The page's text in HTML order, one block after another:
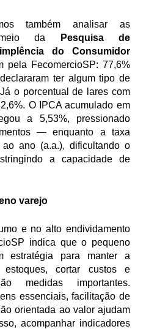
também analisar as
meio da
Pesquisa de
do Consumidor
pela FecomercioSP: 77,6%
ter algum tipo de
o porcentual de lares com
O IPCA acumulado em
a 5,53%, pressionado
— enquanto a taxa
ano (a.a.), dificultando o
a capacidade de
varejo
e no alto endividamento
indica que o pequeno
estratégia para manter a
estoques, cortar custos e
medidas importantes.
essenciais, facilitação de
orientada ao valor ajudam
acompanhar indicadores